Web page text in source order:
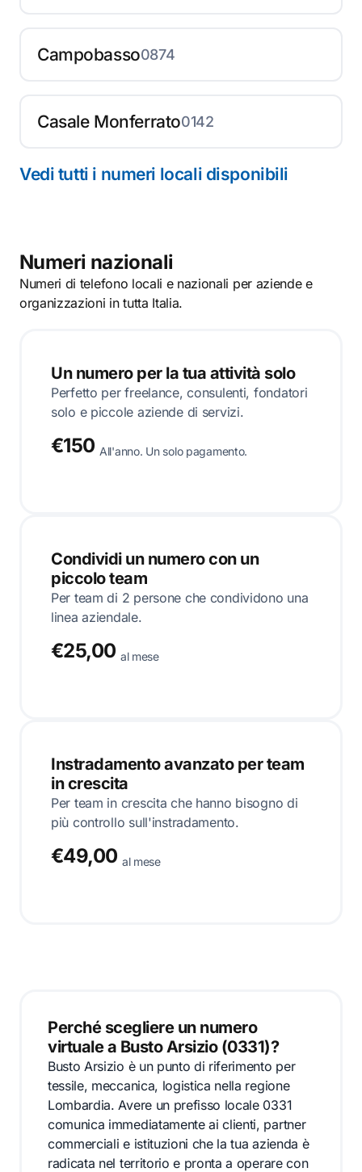
Campobasso0874
Casale Monferrato0142
Vedi tutti i numeri locali disponibili
Numeri nazionali
Numeri di telefono locali e nazionali per aziende e
organizzazioni in tutta Italia.
Un numero per la tua attività solo
Perfetto per freelance, consulenti, fondatori
solo e piccole aziende di servizi.
€150 All'anno. Un solo pagamento.
Condividi un numero con un
piccolo team
Per team di 2 persone che condividono una
linea aziendale.
€25,00 al mese
Instradamento avanzato per team
in crescita
Per team in crescita che hanno bisogno di
più controllo sull'instradamento.
€49,00 al mese
Perché scegliere un numero
virtuale a Busto Arsizio (0331)?
Busto Arsizio è un punto di riferimento per
tessile, meccanica, logistica nella regione
Lombardia. Avere un prefisso locale 0331
comunica immediatamente ai clienti, partner
commerciali e istituzioni che la tua azienda è
radicata nel territorio e pronta a operare con